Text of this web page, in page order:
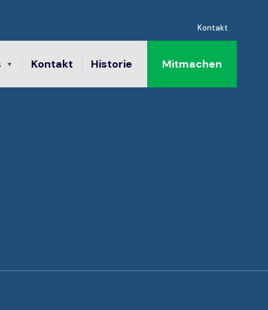
Kontakt
Kontakt Historie Mitmachen